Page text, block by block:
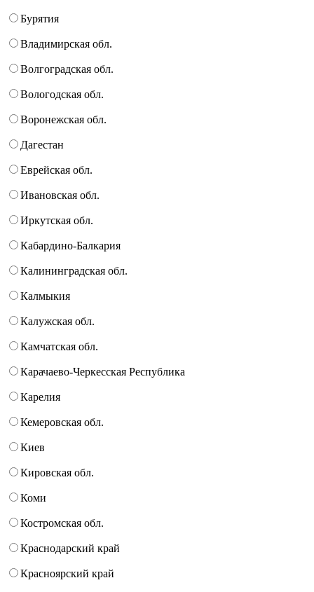
Бурятия
Владимирская обл.
Волгоградская обл.
Вологодская обл.
Воронежская обл.
Дагестан
Еврейская обл.
Ивановская обл.
Иркутская обл.
Кабардино-Балкария
Калининградская обл.
Калмыкия
Калужская обл.
Камчатская обл.
Карачаево-Черкесская Республика
Карелия
Кемеровская обл.
Киев
Кировская обл.
Коми
Костромская обл.
Краснодарский край
Красноярский край